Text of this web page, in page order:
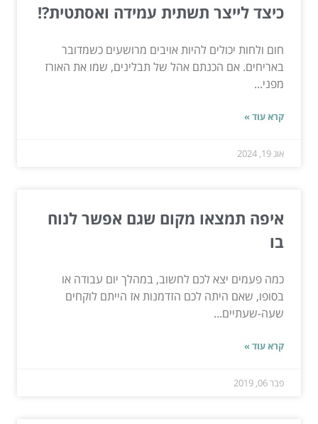
כיצד לייצר תשתית עמידה ואסתטית?!
חום ולחות יכולים להיות אויבים מרושעים כשמדובר
באריחים. אם הכנתם אהל של תבלינים, שמו את האורז
מפני...
קרא עוד »
אוג 19, 2024
איפה תמצאו מקום שגם אפשר לנוח
בו
כמה פעמים יצא לכם לחשוב, במהלך יום עבודה או
בסופו, שאם היתה לכם הזדמנות אז הייתם לוקחים
שעה-שעתיים...
קרא עוד »
פבר 06, 2019